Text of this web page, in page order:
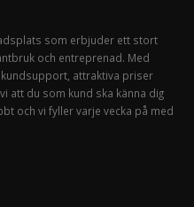
som erbjuder ett stort
och entreprenad. Med
attraktiva priser
att du som kund ska känna dig
och vi fyller varje vecka på med